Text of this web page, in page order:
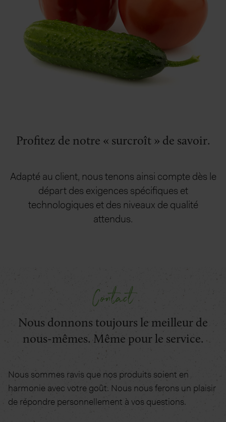
Profitez de notre « surcroît » de savoir.
Adapté au client, nous tenons ainsi compte dès le
départ des exigences spécifiques et
technologiques et des niveaux de qualité
attendus.
Contact
Nous donnons toujours le meilleur de
nous-mêmes. Même pour le service.
Nous sommes ravis que nos produits soient en
harmonie avec votre goût. Nous nous ferons un plaisir
de répondre personnellement à vos questions.